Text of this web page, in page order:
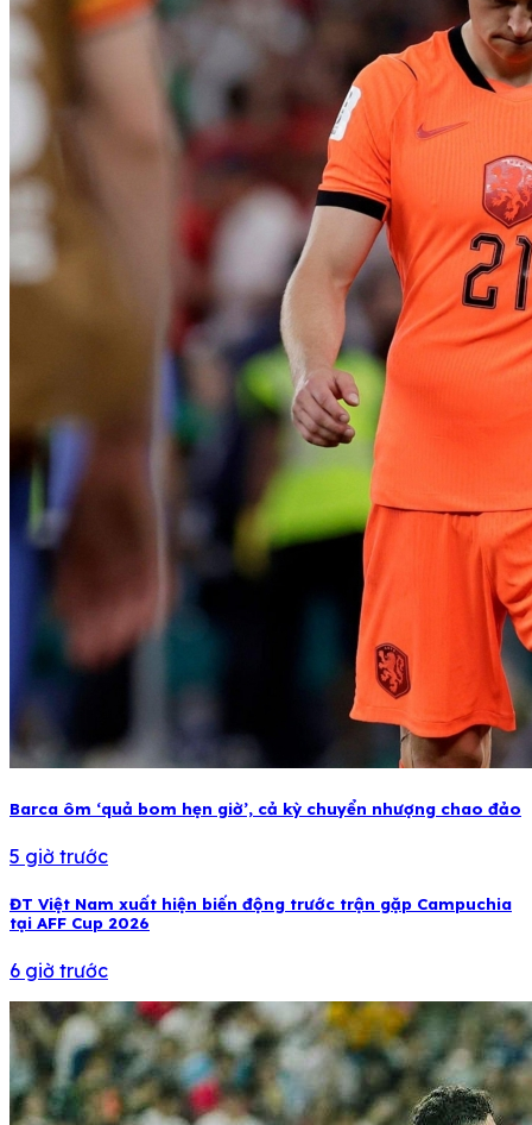
Barca ôm ‘quả bom hẹn giờ’, cả kỳ chuyển nhượng chao đảo
5 giờ trước
ĐT Việt Nam xuất hiện biến động trước trận gặp Campuchia
tại AFF Cup 2026
6 giờ trước